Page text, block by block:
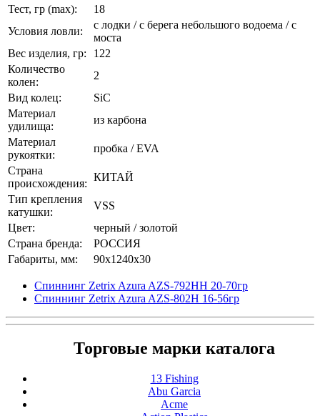
Тест, гр (max):
18
Условия ловли:
с лодки / с берега небольшого водоема / с
моста
Вес изделия, гр:
122
Количество
колен:
2
Вид колец:
SiC
Материал
удилища:
из карбона
Материал
рукоятки:
пробка / EVA
Страна
происхождения:
КИТАЙ
Тип крепления
катушки:
VSS
Цвет:
черный / золотой
Страна бренда:
РОССИЯ
Габариты, мм:
90x1240x30
Спиннинг Zetrix Azura AZS-792HH 20-70гр
Спиннинг Zetrix Azura AZS-802H 16-56гр
Торговые марки каталога
13 Fishing
Abu Garcia
Acme